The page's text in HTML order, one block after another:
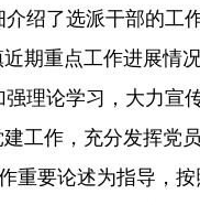
绍了选派干部的工
期重点工作进展情况
理论学习，大力宣
工作，充分发挥
重要论述为指导，